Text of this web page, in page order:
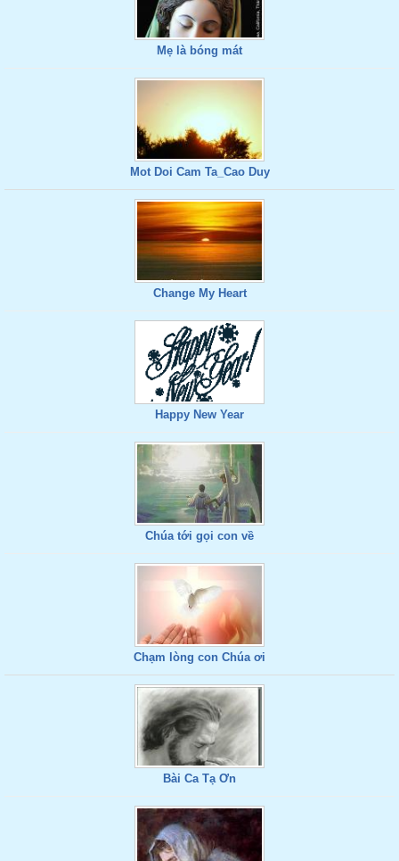
Mẹ là bóng mát
Mot Doi Cam Ta_Cao Duy
Change My Heart
Happy New Year
Chúa tới gọi con về
Chạm lòng con Chúa ơi
Bài Ca Tạ Ơn